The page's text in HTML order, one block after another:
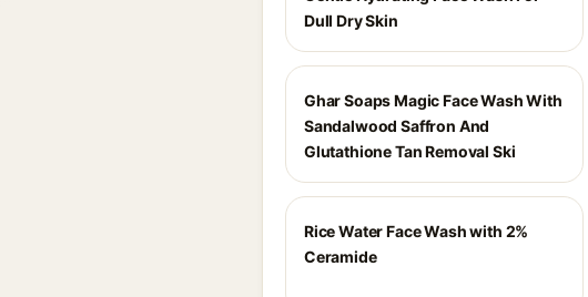
Dull Dry Skin
Ghar Soaps Magic Face Wash With
Sandalwood Saffron And
Glutathione Tan Removal Ski
Rice Water Face Wash with 2%
Ceramide